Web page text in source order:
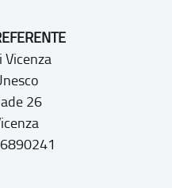
Vicenza
26